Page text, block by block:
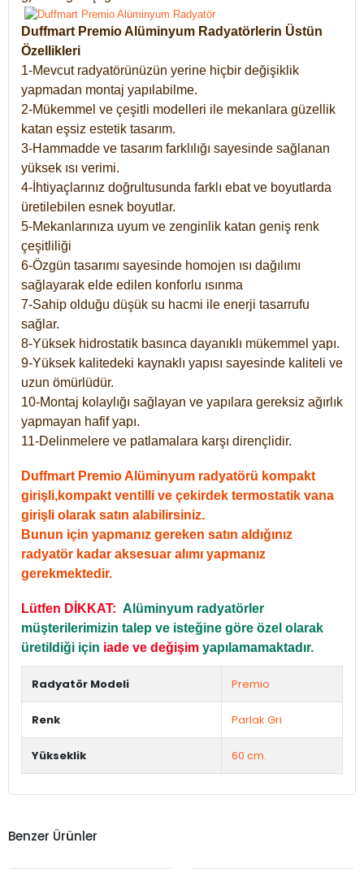
Duffmart Premio Alüminyum Radyatörlerin Üstün
Özellikleri
1-Mevcut radyatörünüzün yerine hiçbir değişiklik
yapmadan montaj yapılabilme.
2-Mükemmel ve çeşitli modelleri ile mekanlara güzellik
katan eşsiz estetik tasarım.
3-Hammadde ve tasarım farklılığı sayesinde sağlanan
yüksek ısı verimi.
4-İhtiyaçlarınız doğrultusunda farklı ebat ve boyutlarda
üretilebilen esnek boyutlar.
5-Mekanlarınıza uyum ve zenginlik katan geniş renk
çeşitliliği
6-Özgün tasarımı sayesinde homojen ısı dağılımı
sağlayarak elde edilen konforlu ısınma
7-Sahip olduğu düşük su hacmi ile enerji tasarrufu
sağlar.
8-Yüksek hidrostatik basınca dayanıklı mükemmel yapı.
9-Yüksek kalitedeki kaynaklı yapısı sayesinde kaliteli ve
uzun ömürlüdür.
10-Montaj kolaylığı sağlayan ve yapılara gereksiz ağırlık
yapmayan hafif yapı.
11-Delinmelere ve patlamalara karşı dirençlidir.
Duffmart Premio Alüminyum radyatörü kompakt
girişli,kompakt ventilli ve çekirdek termostatik vana
girişli olarak satın alabilirsiniz.
Bunun için yapmanız gereken satın aldığınız
radyatör kadar aksesuar alımı yapmanız
gerekmektedir.
Lütfen DİKKAT: Alüminyum radyatörler
müşterilerimizin talep ve isteğine göre özel olarak
üretildiği için iade ve değişim yapılamamaktadır.
Radyatör Modeli Premio
Renk Parlak Gri
Yükseklik 60 cm.
Benzer Ürünler